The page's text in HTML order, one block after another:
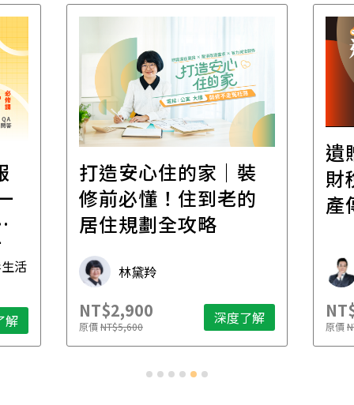
活
解
打造安心住的家｜裝
修前必懂！住到老的
居住規劃全攻略
林黛羚
NT$2,900
原價NT$5,600 深度了解
遺
財
產
原價